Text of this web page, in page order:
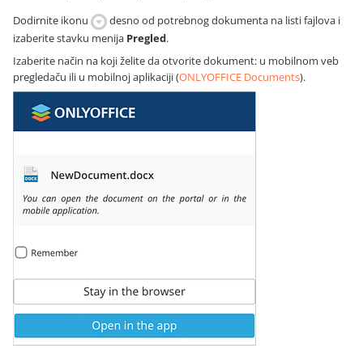
Dodirnite ikonu
desno od potrebnog dokumenta na listi fajlova i
izaberite stavku menija Pregled.
Izaberite način na koji želite da otvorite dokument: u mobilnom veb
pregledaču ili u mobilnoj aplikaciji (ONLYOFFICE Documents).